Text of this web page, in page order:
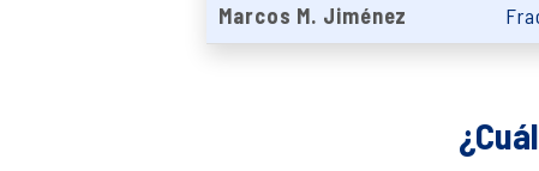
Marcos M. Jiménez